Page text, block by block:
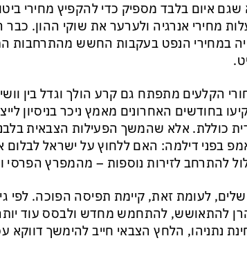
איום בלבד מספיק כדי להקפיץ מחירי
מחירי אנרגיה ולערער את שוקי ההון. כבר
במחירי הנפט בעקבות החשש מהתרחבות
הקלעים מתפתח גם קרע הולך וגדל בין
בחודשים האחרונים מאמץ ניכר בניסיון
כוללת. אלא שהמשך הפעילות הצבאית
בפני דילמה: האם ללחוץ על ישראל
להתרחב לזירות נוספות – מהמפרץ הפרסי
לעומת זאת, קיימת תפיסה הפוכה. לפי
להתאושש, להתחמש מחדש ולבסס עוד יותר
נתניהו, הלחץ הצבאי חייב להימשך דווקא